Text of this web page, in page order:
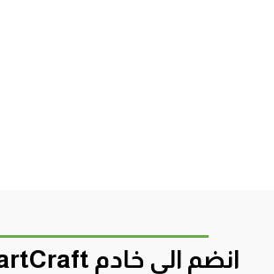
انضم الى خادم SmartCraft الآن